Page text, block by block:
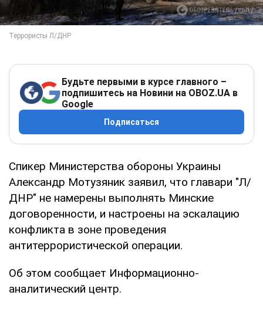
Будьте первыми в курсе главного –
подпишитесь на Новини на OBOZ.UA в
Google
Подписаться
Спикер Министерства обороны Украины
Александр Мотузяник заявил, что главари "Л/
ДНР" не намерены выполнять Минские
договоренности, и настроены на эскалацию
конфликта в зоне проведения
антитеррористической операции.
Об этом сообщает Информационно-
аналитический центр.